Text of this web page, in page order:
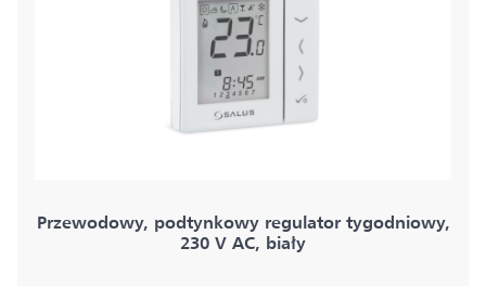
Przewodowy, podtynkowy regulator tygodniowy,
230 V AC, biały